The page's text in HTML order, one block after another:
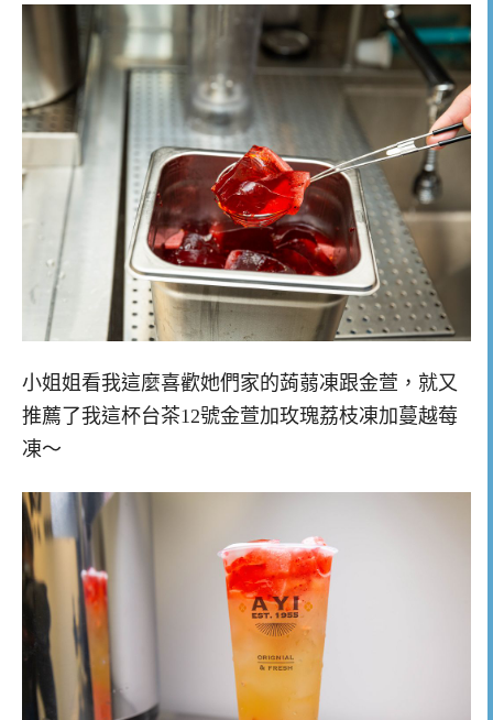
小姐姐看我這麼喜歡她們家的蒟蒻凍跟金萱，就又
推薦了我這杯台茶12號金萱加玫瑰荔枝凍加蔓越莓
凍～